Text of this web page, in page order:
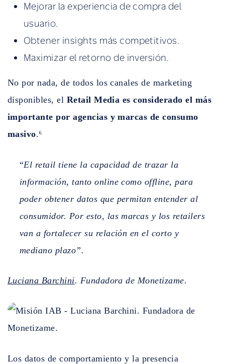
Mejorar la experiencia de compra del
usuario.
Obtener insights más competitivos.
Maximizar el retorno de inversión.
No por nada, de todos los canales de marketing
disponibles, el Retail Media es considerado el más
importante por agencias y marcas de consumo
masivo.⁶
“El retail tiene la capacidad de trazar la
información, tanto online como offline, para
poder obtener datos que permitan entender al
consumidor. Por esto, las marcas y los retailers
van a fortalecer su relación en el corto y
mediano plazo”.
Luciana Barchini. Fundadora de Monetizame.
Los datos de comportamiento y la presencia